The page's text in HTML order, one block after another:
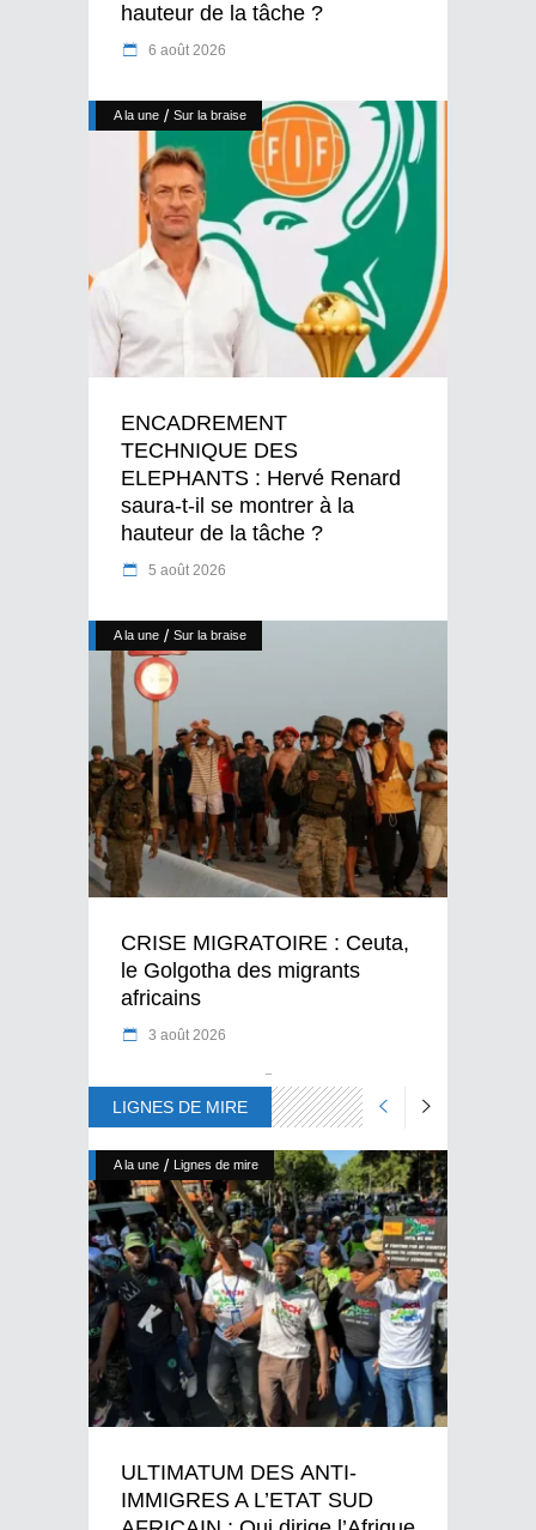
hauteur de la tâche ?
6 août 2026
A la une / Sur la braise
ENCADREMENT
TECHNIQUE DES
ELEPHANTS : Hervé Renard
saura-t-il se montrer à la
hauteur de la tâche ?
5 août 2026
A la une / Sur la braise
CRISE MIGRATOIRE : Ceuta,
le Golgotha des migrants
africains
3 août 2026
LIGNES DE MIRE
A la une / Lignes de mire
ULTIMATUM DES ANTI-
IMMIGRES A L’ETAT SUD